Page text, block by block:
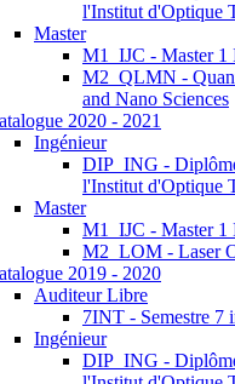
l'Institut d'Optique
Master
M1_IJC - Master 1
M2_QLMN -
and Nano Sciences
2020 - 2021
Ingénieur
DIP_ING -
l'Institut d'Optique
Master
M1_IJC - Master 1
M2_LOM - Laser
2019 - 2020
Auditeur Libre
7INT - Semestre 7
Ingénieur
DIP_ING -